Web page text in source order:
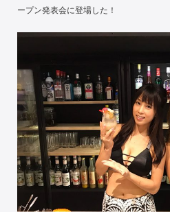
ープン発表会に登場した！